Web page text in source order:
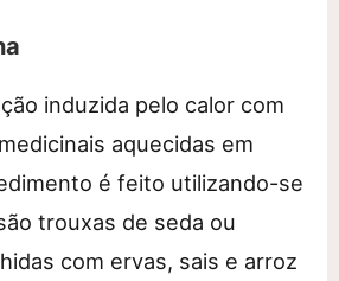
induzida pelo calor com
aquecidas em
é feito utilizando-se
trouxas de seda ou
com ervas, sais e arroz